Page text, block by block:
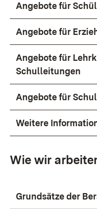
Angebote für
Angebote für
Angebote für
Schulleitungen
Angebote für
Weitere
Wie wir
Grundsätze der